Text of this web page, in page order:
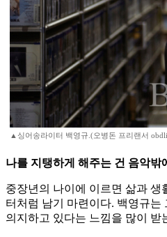
▲싱어송라이터 백영규.(오병돈 프리랜서
나를 지탱하게 해주는 건 음악밖
중장년의 나이에 이르면 삶과 생
터처럼 남기 마련이다. 백영규는
의지하고 있다는 느낌을 많이 받